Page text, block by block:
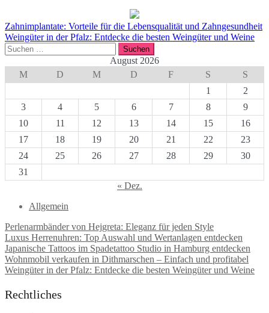
Beitragsnavigation
Zahnimplantate: Vorteile für die Lebensqualität und Zahngesundheit
Weingüter in der Pfalz: Entdecke die besten Weingüter und Weine
Suchen
nach:
August 2026
M
D M D F S
S
1
2
3
4 5 6 7 8
9
10
11 12 13 14 15
16
17
18 19 20 21 22
23
24
25 26 27 28 29
30
31
« Dez.
Allgemein
Perlenarmbänder von Hejgreta: Eleganz für jeden Style
Luxus Herrenuhren: Top Auswahl und Wertanlagen entdecken
Japanische Tattoos im Spadetattoo Studio in Hamburg entdecken
Wohnmobil verkaufen in Dithmarschen – Einfach und profitabel
Weingüter in der Pfalz: Entdecke die besten Weingüter und Weine
Rechtliches